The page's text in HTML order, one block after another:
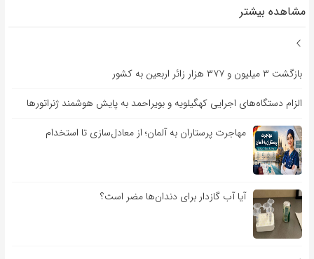
مشاهده بیشتر
بازگشت ۳ میلیون و ۳۷۷ هزار زائر اربعین به کشور
الزام دستگاه‌های اجرایی کهگیلویه و بویراحمد به پایش هوشمند ژنراتورها
مهاجرت پرستاران به آلمان؛ از معادل‌سازی تا استخدام
آیا آب گازدار برای دندان‌ها مضر است؟